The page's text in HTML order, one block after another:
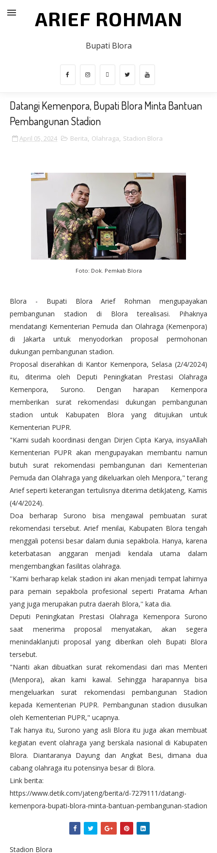
ARIEF ROHMAN
Bupati Blora
Datangi Kemenpora, Bupati Blora Minta Bantuan
Pembangunan Stadion
April 05, 2024 Berita, Olahraga, Stadion Blora
Foto: Dok. Pemkab Blora
Blora - Bupati Blora Arief Rohman mengupayakan
pembangunan stadion di Blora terealisasi. Pihaknya
mendatangi Kementerian Pemuda dan Olahraga (Kemenpora)
di Jakarta untuk menyodorkan proposal permohonan
dukungan pembangunan stadion.
Proposal diserahkan di Kantor Kemenpora, Selasa (2/4/2024)
itu, diterima oleh Deputi Peningkatan Prestasi Olahraga
Kemenpora, Surono. Dengan harapan Kemenpora
memberikan surat rekomendasi dukungan pembangunan
stadion untuk Kabupaten Blora yang ditujukan untuk
Kementerian PUPR.
"Kami sudah koordinasi dengan Dirjen Cipta Karya, insyaAllah
Kementerian PUPR akan mengupayakan membantu namun
butuh surat rekomendasi pembangunan dari Kementerian
Pemuda dan Olahraga yang dikeluarkan oleh Menpora," terang
Arief seperti keterangan tertulisnya diterima detikJateng, Kamis
(4/4/2024).
Doa berharap Surono bisa mengawal pembuatan surat
rekomendasi tersebut. Arief menilai, Kabupaten Blora tengah
menggali potensi besar dalam dunia sepakbola. Hanya, karena
keterbatasan anggaran menjadi kendala utama dalam
mengembangkan fasilitas olahraga.
''Kami berharap kelak stadion ini akan menjadi tempat lahirnya
para pemain sepakbola profesional seperti Pratama Arhan
yang juga merupakan putra daerah Blora,'' kata dia.
Deputi Peningkatan Prestasi Olahraga Kemenpora Surono
saat menerima proposal menyatakan, akan segera
menindaklanjuti proposal yang diberikan oleh Bupati Blora
tersebut.
"Nanti akan dibuatkan surat rekomendasi dari mas Menteri
(Menpora), akan kami kawal. Sehingga harapannya bisa
mengeluarkan surat rekomendasi pembangunan Stadion
kepada Kementerian PUPR. Pembangunan stadion diusulkan
oleh Kementerian PUPR," ucapnya.
Tak hanya itu, Surono yang asli Blora itu juga akan membuat
kegiatan event olahraga yang berskala nasional di Kabupaten
Blora. Diantaranya Dayung dan Angkat Besi, dimana dua
cabang olahraga itu potensinya besar di Blora.
Link berita:
https://www.detik.com/jateng/berita/d-7279111/datangi-
kemenpora-bupati-blora-minta-bantuan-pembangunan-stadion
Stadion Blora